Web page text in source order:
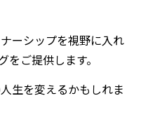
ーシップを視野に入れ
ご提供します。
生を変えるかもしれま